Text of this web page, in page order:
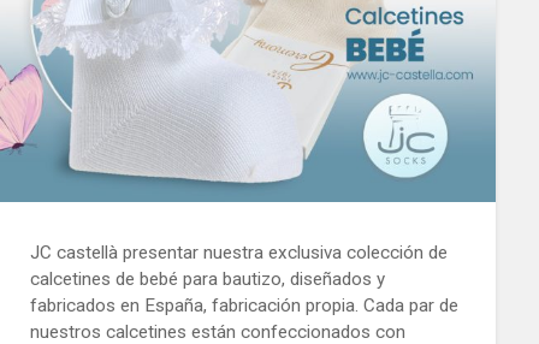
JC castellà presentar nuestra exclusiva colección de
calcetines de bebé para bautizo, diseñados y
fabricados en España, fabricación propia. Cada par de
nuestros calcetines están confeccionados con